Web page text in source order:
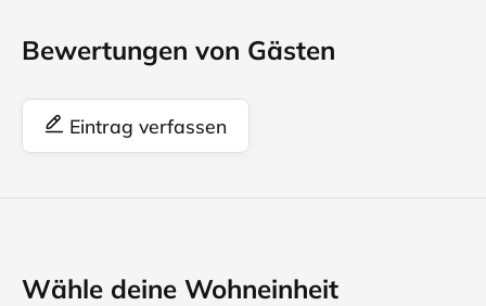
Bewertungen von Gästen
Eintrag verfassen
Wähle deine Wohneinheit